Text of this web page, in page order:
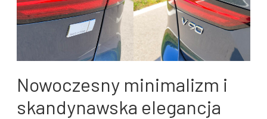
Nowoczesny minimalizm i
skandynawska elegancja